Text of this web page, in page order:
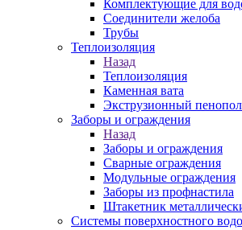
Комплектующие для
Соединители желоба
Трубы
Теплоизоляция
Назад
Теплоизоляция
Каменная вата
Экструзионный
Заборы и ограждения
Назад
Заборы и ограждения
Сварные ограждения
Модульные ограждения
Заборы из профнастила
Штакетник
Системы поверхностного